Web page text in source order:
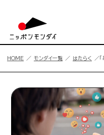
HOME モンダイ一覧 はたらく